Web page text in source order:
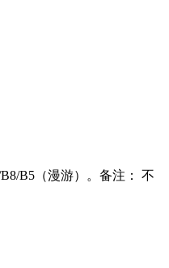
B5（漫游）。备注： 不